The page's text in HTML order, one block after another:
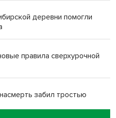
деревни помогли
правила сверхурочной
забил тростью